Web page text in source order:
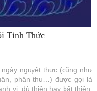
Tỉnh Thức
nguyệt thực (cũng như
phân thu…) được gọi là
vi, dù thiện hay bất thiện,